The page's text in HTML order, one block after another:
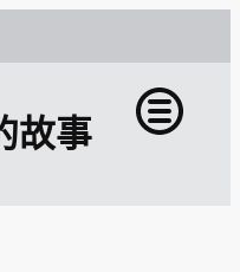
故事